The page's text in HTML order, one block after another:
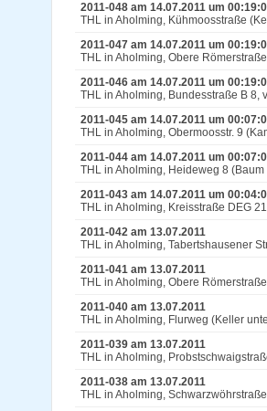
2011-048 am 14.07.2011 um
THL in Aholming, Kühmoosstraße
2011-047 am 14.07.2011 um
THL in Aholming, Obere
2011-046 am 14.07.2011 um
THL in Aholming, Bundesstraße B 8,
2011-045 am 14.07.2011 um
THL in Aholming, Obermoosstr. 9
2011-044 am 14.07.2011 um
THL in Aholming, Heideweg 8 (Baum
2011-043 am 14.07.2011 um
THL in Aholming, Kreisstraße DEG
2011-042 am 13.07.2011
THL in Aholming, Tabertshausener
2011-041 am 13.07.2011
THL in Aholming, Obere
2011-040 am 13.07.2011
THL in Aholming, Flurweg (Keller
2011-039 am 13.07.2011
THL in Aholming,
2011-038 am 13.07.2011
THL in Aholming,